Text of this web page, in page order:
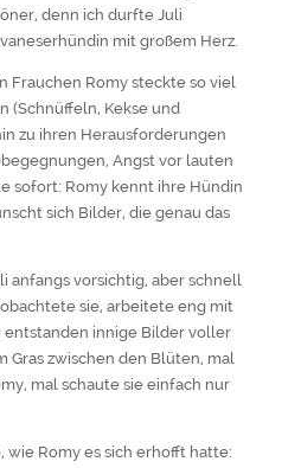
denn ich durfte Juli
mit großem Herz.
Frauchen Romy steckte so viel
(Schnüffeln, Kekse und
zu ihren Herausforderungen
Angst vor lauten
sofort: Romy kennt ihre Hündin
sich Bilder, die genau das
anfangs vorsichtig, aber schnell
sie, arbeitete eng mit
entstanden innige Bilder voller
Gras zwischen den Blüten, mal
mal schaute sie einfach nur
wie Romy es sich erhofft hatte: